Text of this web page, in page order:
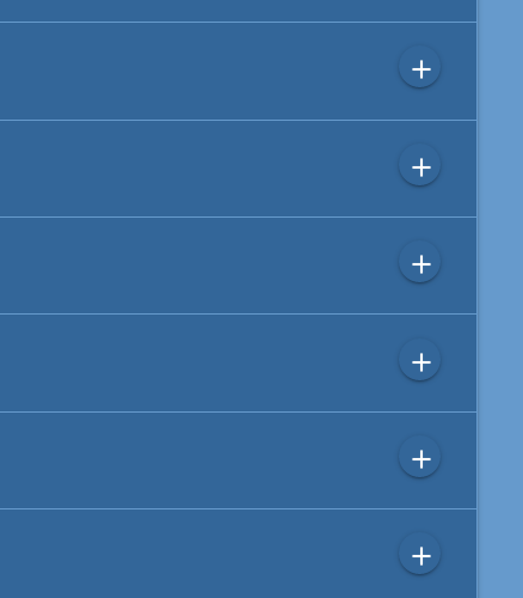
add
add
add
add
add
add